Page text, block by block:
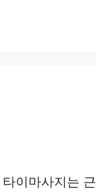
이마사지는 근